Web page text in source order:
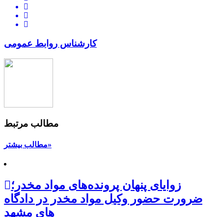
کارشناس روابط عمومی
مطالب مرتبط
مطالب بیشتر»
زوایای پنهان پرونده‌های مواد مخدر؛
ضرورت حضور وکیل مواد مخدر در دادگاه
های مشهد